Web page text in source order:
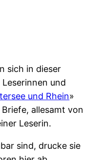
sich in dieser
und
und Rhein»
allesamt von
Leserin.
sind, drucke sie